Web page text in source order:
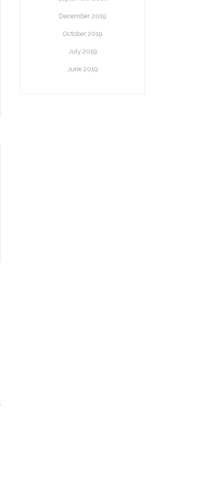
December 2019
October 2019
July 2019
June 2019